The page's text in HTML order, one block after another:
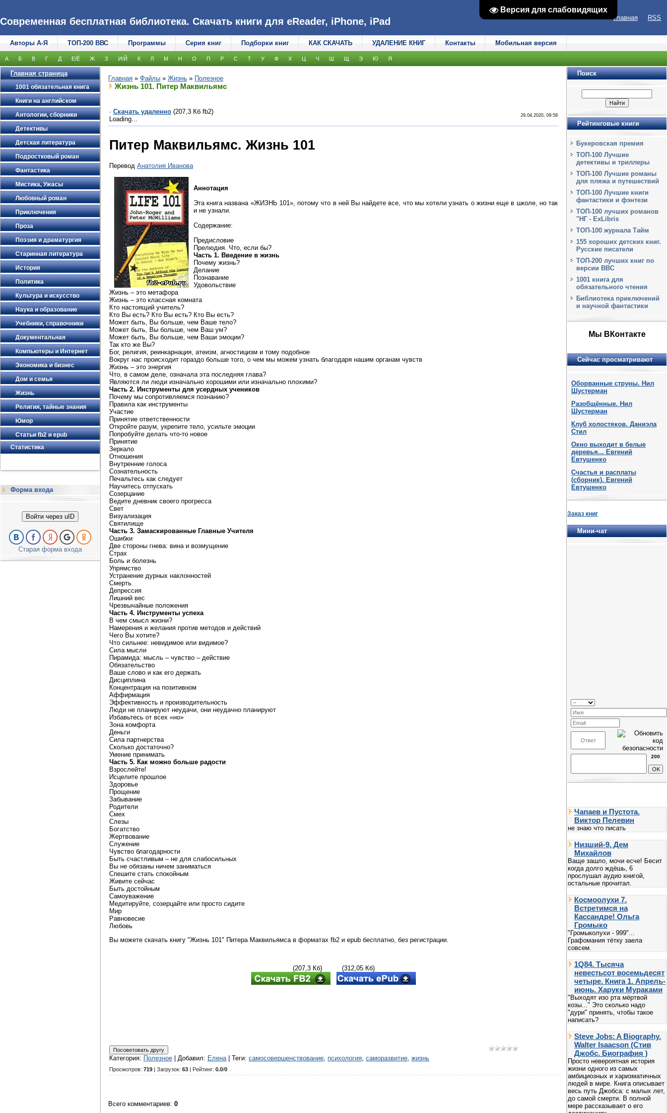
Версия для слабовидящих
Версия для слабовидящих
Современная бесплатная библиотека. Скачать книги для eReader, iPhone, iPad Главная RSS
Авторы А-Я ТОП-200 ВВС Программы Серия книг Подборки книг КАК СКАЧАТЬ УДАЛЕНИЕ КНИГ Контакты Мобильная версия
А Б В Г Д Е/Ё Ж З И/Й К Л М Н О П Р С Т У Ф Х Ц Ч Ш Щ Э Ю Я
Главная страница
1001 обязательная книга
Книги на английском
Антологии, сборники
Детективы
Детская литература
Подростковый роман
Фантастика
Мистика, Ужасы
Любовный роман
Приключения
Проза
Поэзия и драматургия
Старинная литература
История
Политика
Культура и искусство
Наука и образование
Учебники, справочники
Документальная
Компьютеры и Интернет
Экономика и бизнес
Дом и семья
Жизнь
Религия, тайные знания
Юмор
Статьи fb2 и epub
Статистика
Форма входа
Войти через uID
Старая форма входа
Главная » Файлы » Жизнь » Полезное
Жизнь 101. Питер Маквильямс
· Скачать удаленно (207,3 Кб fb2)
Loading...
29.04.2020, 09:58
Питер Маквильямс. Жизнь 101
Перевод Анатолия Иванова
Аннотация
Эта книга названа «ЖИЗНЬ 101», потому что в ней Вы найдете все, что мы хотели узнать о жизни еще в школе, но так
и не узнали.
Содержание:
Предисловие
Прелюдия. Что, если бы?
Часть 1. Введение в жизнь
Почему жизнь?
Делание
Познавание
Удовольствие
Жизнь – это метафора
Жизнь – это классная комната
Кто настоящий учитель?
Кто Вы есть? Кто Вы есть? Кто Вы есть?
Может быть, Вы больше, чем Ваше тело?
Может быть, Вы больше, чем Ваш ум?
Может быть, Вы больше, чем Ваши эмоции?
Так кто же Вы?
Бог, религия, реинкарнация, атеизм, агностицизм и тому подобное
Вокруг нас происходит гораздо больше того, о чем мы можем узнать благодаря нашим органам чувств
Жизнь – это энергия
Что, в самом деле, означала эта последняя глава?
Являются ли люди изначально хорошими или изначально плохими?
Часть 2. Инструменты для усердных учеников
Почему мы сопротивляемся познанию?
Правила как инструменты
Участие
Принятие ответственности
Откройте разум, укрепите тело, усильте эмоции
Попробуйте делать что-то новое
Принятие
Зеркало
Отношения
Внутренние голоса
Сознательность
Печальтесь как следует
Научитесь отпускать
Созерцание
Ведите дневник своего прогресса
Свет
Визуализация
Святилище
Часть 3. Замаскированные Главные Учителя
Ошибки
Две стороны гнева: вина и возмущение
Страх
Боль и болезнь
Упрямство
Устранение дурных наклонностей
Смерть
Депрессия
Лишний вес
Чрезвычайные положения
Часть 4. Инструменты успеха
В чем смысл жизни?
Намерения и желания против методов и действий
Чего Вы хотите?
Что сильнее: невидимое или видимое?
Сила мысли
Пирамида: мысль – чувство – действие
Обязательство
Ваше слово и как его держать
Дисциплина
Концентрация на позитивном
Аффирмация
Эффективность и производительность
Люди не планируют неудачи, они неудачно планируют
Избавьтесь от всех «но»
Зона комфорта
Деньги
Сила партнерства
Сколько достаточно?
Умение принимать
Часть 5. Как можно больше радости
Взрослейте!
Исцелите прошлое
Здоровье
Прощение
Забывание
Родители
Смех
Слезы
Богатство
Жертвование
Служение
Чувство благодарности
Быть счастливым – не для слабосильных
Вы не обязаны ничем заниматься
Спешите стать спокойным
Живите сейчас
Быть достойным
Самоуважение
Медитируйте, созерцайте или просто сидите
Мир
Равновесие
Любовь
Вы можете скачать книгу "Жизнь 101" Питера Маквильямса в форматах fb2 и epub бесплатно, без регистрации.
(207,3 Кб) (312,05 Кб)
Категория: Полезное Добавил: Елена| Теги: самосовершенствование, психология, саморазвитие, жизнь
Просмотров: 719 | Загрузок: 63 | Рейтинг: 0.0/0
Всего комментариев: 0
Поиск
Рейтинговые книги
Букеровская премия
ТОП-100 Лучшие
детективы и триллеры
ТОП-100 Лучшие романы
для пляжа и путешествий
ТОП-100 Лучшие книги
фантастики и фэнтези
ТОП-100 лучших романов
"НГ - ExLibris
ТОП-100 журнала Тайм
155 хороших детских книг.
Русские писатели
ТОП-200 лучших книг по
версии BBC
1001 книга для
обязательного чтения
Библиотека приключений
и научной фантастики
Мы ВКонтакте
Сейчас просматривают
Оборванные струны. Нил
Шустерман
Разобщённые. Нил
Шустерман
Клуб холостяков. Даниэла
Стил
Окно выходит в белые
деревья... Евгений
Евтушенко
Счастья и расплаты
(сборник). Евгений
Евтушенко
Заказ книг
Мини-чат
200
Чапаев и Пустота.
Виктор Пелевин
не знаю что писать
Низший-9. Дем
Михайлов
Ваще зашло, мочи есче! Бесит
когда долго ждёшь, 6
прослушал аудио книгой,
остальные прочитал.
Космоолухи 7.
Встретимся на
Кассандре! Ольга
Громыко
"Громыколухи - 999"...
Графомания тётку заела
совсем.
1Q84. Тысяча
невестьсот восемьдесят
четыре. Книга 1. Апрель-
июнь. Харуки Мураками
"Выходят изо рта мёртвой
козы..." Это сколько надо
"дури" принять, чтобы такое
написать?
Steve Jobs: A Biography.
Walter Isaacson (Стив
Джобс. Биография )
Просто невероятная история
жизни одного из самых
амбициозных и харизматичных
людей в мире. Книга описывает
весь путь Джобса: с малых лет,
до самой смерти. В полной
мере рассказывает о его